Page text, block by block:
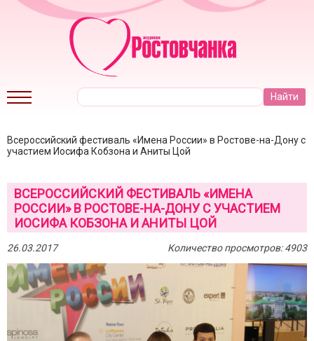
Всероссийский фестиваль «Имена России» в Ростове-на-Дону с
участием Иосифа Кобзона и Аниты Цой
ВСЕРОССИЙСКИЙ ФЕСТИВАЛЬ «ИМЕНА
РОССИИ» В РОСТОВЕ-НА-ДОНУ С УЧАСТИЕМ
ИОСИФА КОБЗОНА И АНИТЫ ЦОЙ
26.03.2017 Количество просмотров: 4903